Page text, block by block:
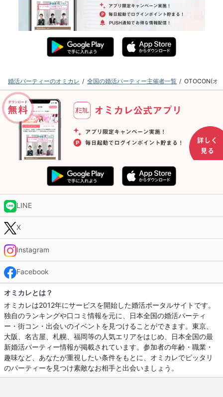
婚活パーティーのオミカレ 全国の婚活パーティー主催者一覧 OTOCON(オ
LINE
X
Instagram
Facebook
オミカレとは？
オミカレは2012年にサービスを開始した婚活ポータルサイトです。
独自のランキングや口コミ情報を元に、日本全国の婚活パーティ
ー・街コン・出会いのイベントを見つけることができます。東京、
大阪、名古屋、札幌、福岡等の人気エリアをはじめ、日本全国の最
新婚活パーティー情報が掲載されています。参加者の年齢・職業・
趣味など、あなたが重視したい条件をもとに、オミカレでピッタリ
のパーティーを見つけ素敵なお相手と出会いましょう。